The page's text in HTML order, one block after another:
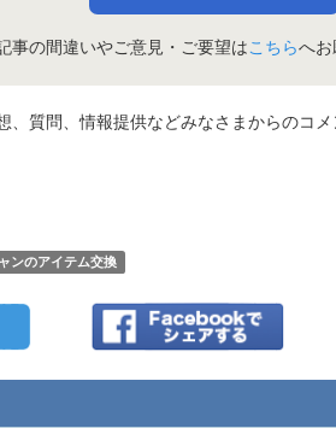
事の間違いやご意見・ご要望はこちらへお
、質問、情報提供などみなさまからのコメ
ンのアイテム交換